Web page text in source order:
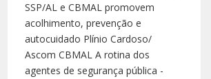
SSP/AL e CBMAL promovem
acolhimento, prevenção e
autocuidado Plínio Cardoso/
Ascom CBMAL A rotina dos
agentes de segurança pública -